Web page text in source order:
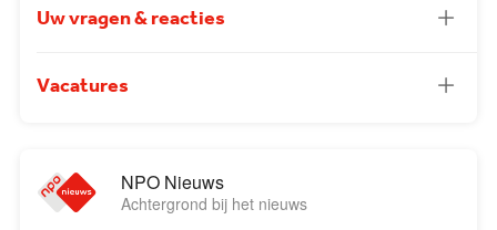
Uw vragen & reacties
Vacatures
NPO Nieuws
Achtergrond bij het nieuws